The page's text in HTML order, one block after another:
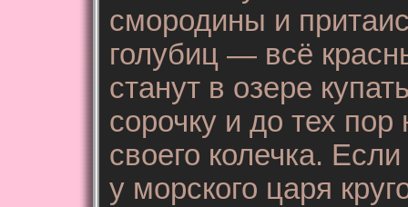
смородины и
голубиц — всё
станут в озере
сорочку и до тех
своего колечка.
у морского царя